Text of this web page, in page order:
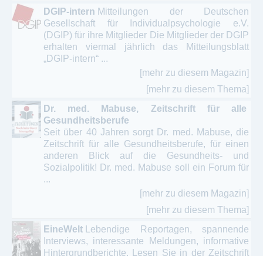
DGIP-intern Mitteilungen der Deutschen
Gesellschaft für Individualpsychologie e.V.
(DGIP) für ihre Mitglieder Die Mitglieder der DGIP
erhalten viermal jährlich das Mitteilungsblatt
„DGIP-intern“ ...
[mehr zu diesem Magazin]
[mehr zu diesem Thema]
Dr. med. Mabuse, Zeitschrift für alle
Gesundheitsberufe
Seit über 40 Jahren sorgt Dr. med. Mabuse, die
Zeitschrift für alle Gesundheitsberufe, für einen
anderen Blick auf die Gesundheits- und
Sozialpolitik! Dr. med. Mabuse soll ein Forum für
...
[mehr zu diesem Magazin]
[mehr zu diesem Thema]
EineWelt
Lebendige Reportagen, spannende
Interviews, interessante Meldungen, informative
Hintergrundberichte. Lesen Sie in der Zeitschrift